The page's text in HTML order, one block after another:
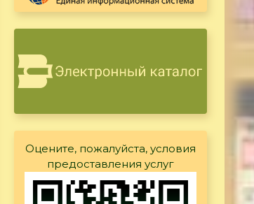
Оцените, пожалуйста, условия
предоставления услуг